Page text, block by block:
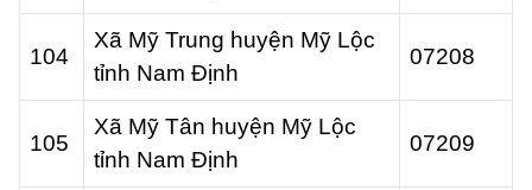
104
Xã Mỹ Trung huyện Mỹ Lộc
tỉnh Nam Định
07208
105
Xã Mỹ Tân huyện Mỹ Lộc
tỉnh Nam Định
07209